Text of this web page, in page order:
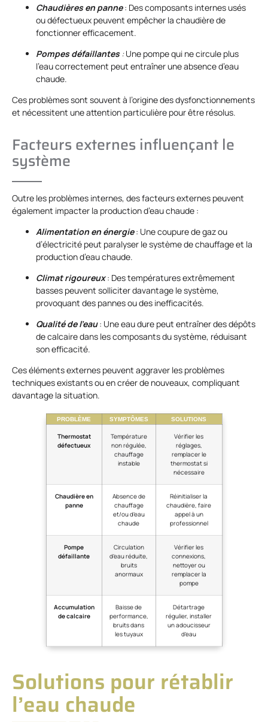
Chaudières en panne : Des composants internes usés
ou défectueux peuvent empêcher la chaudière de
fonctionner efficacement.
Pompes défaillantes:Une pompe qui ne circule plus
l’eau correctement peut entraîner une absence d’eau
chaude.
Ces problèmes sont souvent à l’origine des dysfonctionnements
et nécessitent une attention particulière pour être résolus.
Facteurs externes influençant le
système
Outre les problèmes internes, des facteurs externes peuvent
également impacter la production d’eau chaude :
Alimentation en énergie : Une coupure de gaz ou
d’électricité peut paralyser le système de chauffage et la
production d’eau chaude.
Climat rigoureux : Des températures extrêmement
basses peuvent solliciter davantage le système,
provoquant des pannes ou des inefficacités.
Qualité de l’eau: Une eau dure peut entraîner des dépôts
de calcaire dans les composants du système, réduisant
son efficacité.
Ces éléments externes peuvent aggraver les problèmes
techniques existants ou en créer de nouveaux, compliquant
davantage la situation.
PROBLÈME SYMPTÔMES SOLUTIONS
Thermostat
défectueux
Température
non régulée,
chauffage
instable
Vérifier les
réglages,
remplacer le
thermostat si
nécessaire
Chaudière en
panne
Absence de
chauffage
et/ou d’eau
chaude
Réinitialiser la
chaudière, faire
appel à un
professionnel
Pompe
défaillante
Circulation
d’eau réduite,
bruits
anormaux
Vérifier les
connexions,
nettoyer ou
remplacer la
pompe
Accumulation
de calcaire
Baisse de
performance,
bruits dans
les tuyaux
Détartrage
régulier, installer
un adoucisseur
d’eau
Solutions pour rétablir
l’eau chaude